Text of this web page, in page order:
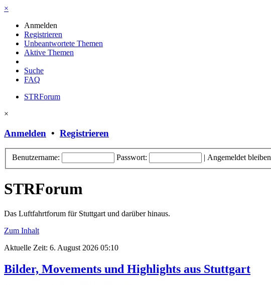
×
Anmelden
Registrieren
Unbeantwortete Themen
Aktive Themen
Suche
FAQ
STRForum
×
Anmelden • Registrieren
Benutzername: Passwort: | Angemeldet bleiben
STRForum
Das Luftfahrtforum für Stuttgart und darüber hinaus.
Zum Inhalt
Aktuelle Zeit: 6. August 2026 05:10
Bilder, Movements und Highlights aus Stuttgart